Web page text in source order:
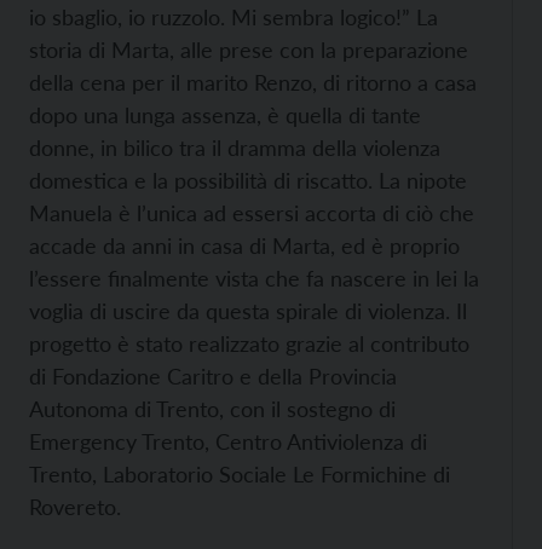
io sbaglio, io ruzzolo. Mi sembra logico!” La
storia di Marta, alle prese con la preparazione
della cena per il marito Renzo, di ritorno a casa
dopo una lunga assenza, è quella di tante
donne, in bilico tra il dramma della violenza
domestica e la possibilità di riscatto. La nipote
Manuela è l’unica ad essersi accorta di ciò che
accade da anni in casa di Marta, ed è proprio
l’essere finalmente vista che fa nascere in lei la
voglia di uscire da questa spirale di violenza. Il
progetto è stato realizzato grazie al contributo
di Fondazione Caritro e della Provincia
Autonoma di Trento, con il sostegno di
Emergency Trento, Centro Antiviolenza di
Trento, Laboratorio Sociale Le Formichine di
Rovereto.